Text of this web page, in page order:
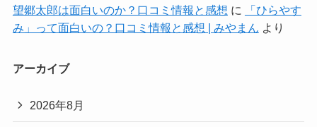
望郷太郎は面白いのか？口コミ情報と感想 に
「ひらやす
み」って面白いの？口コミ情報と感想 | みやまん より
アーカイブ
2026年8月